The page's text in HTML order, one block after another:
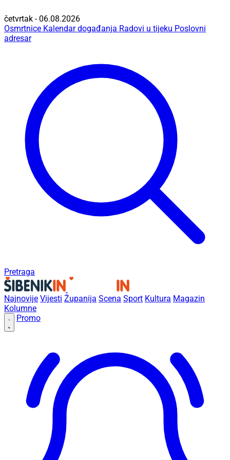
četvrtak - 06.08.2026
Osmrtnice Kalendar događanja Radovi u tijeku Poslovni
adresar
Pretraga
Najnovije Vijesti Županija Scena Sport Kultura Magazin
Kolumne
Promo